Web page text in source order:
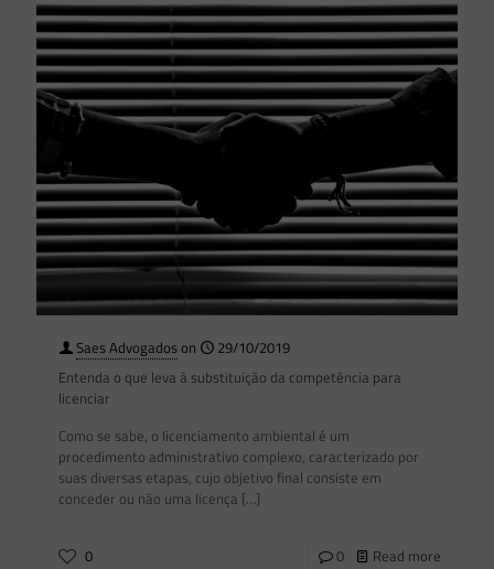
Saes Advogadoson
29/10/2019
Entenda o que leva à substituição da competência para
licenciar
Como se sabe, o licenciamento ambiental é um
procedimento administrativo complexo, caracterizado por
suas diversas etapas, cujo objetivo final consiste em
conceder ou não uma licença […]
0 0 Read more